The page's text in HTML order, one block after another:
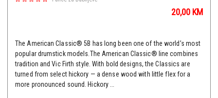
20,00 KM
The American Classic® 5B has long been one of the world’s most
popular drumstick models.The American Classic® line combines
tradition and Vic Firth style. With bold designs, the Classics are
turned from select hickory — a dense wood with little flex for a
more pronounced sound. Hickory ...